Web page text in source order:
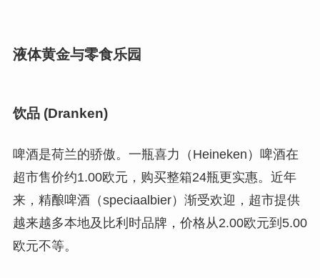
液体黄金与零食乐园
饮品 (Dranken)
啤酒是荷兰的骄傲。一瓶喜力（Heineken）啤酒在
超市售价约1.00欧元，购买整箱24瓶更实惠。近年
来，精酿啤酒（speciaalbier）渐受欢迎，超市提供
越来越多本地及比利时品牌，价格从2.00欧元到5.00
欧元不等。